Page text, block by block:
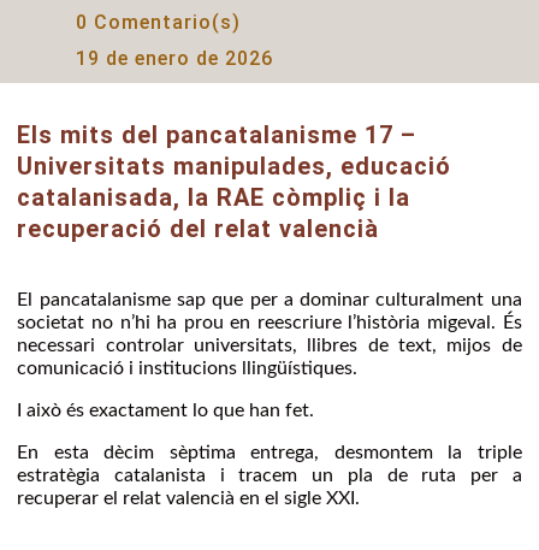
0 Comentario(s)
19 de enero de 2026
Els mits del pancatalanisme 17 –
Universitats manipulades, educació
catalanisada, la RAE còmpliç i la
recuperació del relat valencià
El pancatalanisme sap que per a dominar culturalment una
societat no n’hi ha prou en reescriure l’història migeval. És
necessari controlar universitats, llibres de text, mijos de
comunicació i institucions llingüístiques.
I això és exactament lo que han fet.
En esta dècim sèptima entrega, desmontem la triple
estratègia catalanista i tracem un pla de ruta per a
recuperar el relat valencià en el sigle XXI.